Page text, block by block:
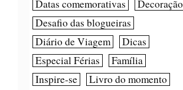
Datas comemorativas
Decoração
Desafio das blogueiras
Diário de Viagem
Dicas
Especial Férias
Família
Inspire-se
Livro do momento